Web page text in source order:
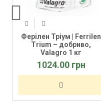
Ферілен Тріум | Ferrilen
Trium – добриво,
Valagro 1 кг
1024.00 грн